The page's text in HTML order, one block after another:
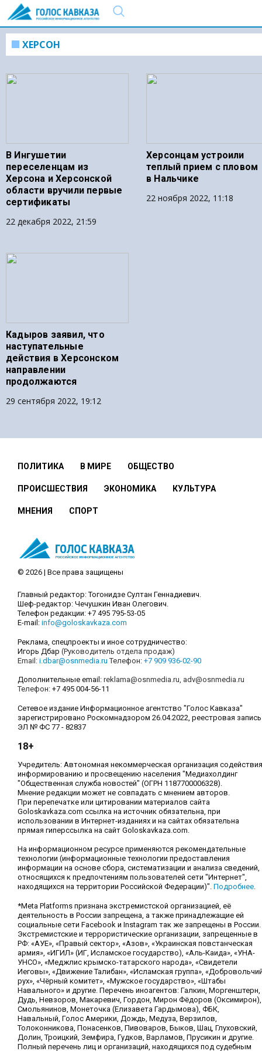
ХЕРСОН
В Ингушетии
переселенцам из
Херсона и Херсонской
области вручили первые
сертификаты
22 декабря 2022, 21:59
Херсонцам устроили
теплый прием с пловом
в Нальчике
22 ноября 2022, 11:18
Кадыров заявил, что
наступательные
действия в Херсонском
направлении
продолжаются
29 сентября 2022, 19:12
ПОЛИТИКА В МИРЕ ОБЩЕСТВО
ПРОИСШЕСТВИЯ ЭКОНОМИКА КУЛЬТУРА
МНЕНИЯ СПОРТ
© 2026 | Все права защищены
Главный редактор: Тогонидзе Султан Геннадиевич.
Шеф-редактор: Чечушкин Иван Олегович.
Телефон редакции: +7 495 795-53-05
E-mail: info@goloskavkaza.com
Реклама, спецпроекты и иное сотрудничество:
Игорь Дбар (Руководитель отдела продаж)
Email: i.dbar@osnmedia.ru Телефон: +7 909 936-02-90
Дополнительные email: reklama@osnmedia.ru, adv@osnmedia.ru
Телефон: +7 495 004-56-11
Сетевое издание Информационное агентство "Голос Кавказа"
зарегистрировано Роскомнадзором 26.04.2022, реестровая запись
ЭЛ № ФС 77 - 82837
18+
Учредитель: Автономная некоммерческая организация содействия
информированию и просвещению населения "Медиахолдинг
"Общественная служба новостей" (ОГРН 1187700006328).
Мнение редакции может не совпадать с мнением авторов.
При перепечатке или цитировании материалов сайта
Goloskavkaza.com ссылка на источник обязательна, при
использовании в Интернет-изданиях и на сайтах обязательна
прямая гиперссылка на сайт Goloskavkaza.com.
На информационном ресурсе применяются рекомендательные
технологии (информационные технологии предоставления
информации на основе сбора, систематизации и анализа сведений,
относящихся к предпочтениям пользователей сети "Интернет",
находящихся на территории Российской Федерации)". Подробнее.
*Meta Platforms признана экстремистской организацией, её
деятельность в России запрещена, а также принадлежащие ей
социальные сети Facebook и Instagram так же запрещены в России.
Экстремистские и террористические организации, запрещенные в
РФ: «АУЕ», «Правый сектор», «Азов», «Украинская повстанческая
армия», «ИГИЛ» (ИГ, Исламское государство), «Аль-Каида», «УНА-
УНСО», «Меджлис крымско-татарского народа», «Свидетели
Иеговы», «Движение Талибан», «Исламская группа»,
рух», «Чёрный комитет», «Мужское государство», «Штабы
Навального» и другие. Перечень иноагентов: Галкин, Моргенштерн,
Дудь, Невзоров, Макаревич, Гордон, Мирон Фёдоров (Оксимирон),
Смольянинов, Монеточка (Елизавета Гардымова), ФБК,
Навальный, Голос Америки, Дождь, Медуза, Верзилов,
Толоконникова, Понасенков, Пивоваров, Быков, Шац, Глуховский,
Долин, Троицкий, Земфира, Гудков, Варламов, Прусикин и другие.
Полный перечень лиц и организаций, находящихся под судебным